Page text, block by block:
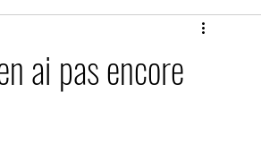
ai pas encore